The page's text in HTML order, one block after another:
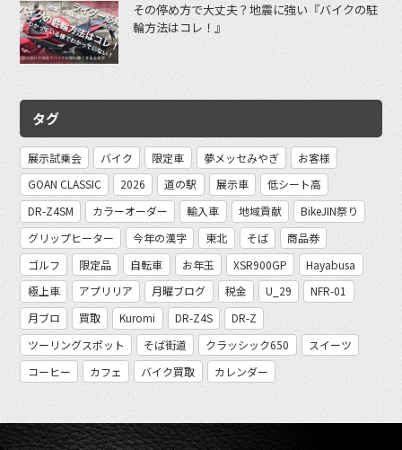
その停め方で大丈夫？地震に強い『バイクの駐
輪方法はコレ！』
タグ
展示試乗会 バイク 限定車 夢メッセみやぎ
お客様
GOAN CLASSIC
2026 道の駅 展示車
低シート高
DR-Z4SM
カラーオーダー 輸入車 地域貢献
BikeJIN祭り
グリップヒーター
今年の漢字 東北 そば
商品券
ゴルフ
限定品 自転車 お年玉 XSR900GP
Hayabusa
極上車
アプリリア 月曜ブログ 税金 U_29
NFR-01
月ブロ
買取 Kuromi DR-Z4S
DR-Z
ツーリングスポット
そば街道 クラッシック650
スイーツ
コーヒー
カフェ バイク買取 カレンダー